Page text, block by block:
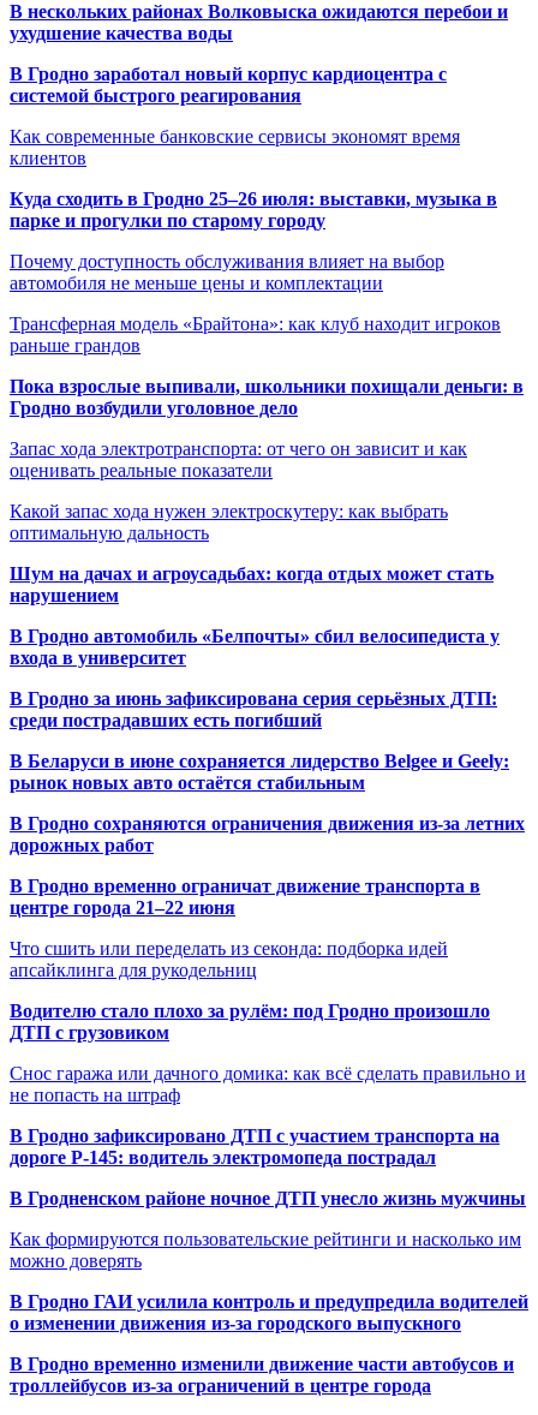
В нескольких районах Волковыска ожидаются перебои и
ухудшение качества воды
В Гродно заработал новый корпус кардиоцентра с
системой быстрого реагирования
Как современные банковские сервисы экономят время
клиентов
Куда сходить в Гродно 25–26 июля: выставки, музыка в
парке и прогулки по старому городу
Почему доступность обслуживания влияет на выбор
автомобиля не меньше цены и комплектации
Трансферная модель «Брайтона»: как клуб находит игроков
раньше грандов
Пока взрослые выпивали, школьники похищали деньги: в
Гродно возбудили уголовное дело
Запас хода электротранспорта: от чего он зависит и как
оценивать реальные показатели
Какой запас хода нужен электроскутеру: как выбрать
оптимальную дальность
Шум на дачах и агроусадьбах: когда отдых может стать
нарушением
В Гродно автомобиль «Белпочты» сбил велосипедиста у
входа в университет
В Гродно за июнь зафиксирована серия серьёзных ДТП:
среди пострадавших есть погибший
В Беларуси в июне сохраняется лидерство Belgee и Geely:
рынок новых авто остаётся стабильным
В Гродно сохраняются ограничения движения из-за летних
дорожных работ
В Гродно временно ограничат движение транспорта в
центре города 21–22 июня
Что сшить или переделать из секонда: подборка идей
апсайклинга для рукодельниц
Водителю стало плохо за рулём: под Гродно произошло
ДТП с грузовиком
Снос гаража или дачного домика: как всё сделать правильно и
не попасть на штраф
В Гродно зафиксировано ДТП с участием транспорта на
дороге Р-145: водитель электромопеда пострадал
В Гродненском районе ночное ДТП унесло жизнь мужчины
Как формируются пользовательские рейтинги и насколько им
можно доверять
В Гродно ГАИ усилила контроль и предупредила водителей
о изменении движения из-за городского выпускного
В Гродно временно изменили движение части автобусов и
троллейбусов из-за ограничений в центре города